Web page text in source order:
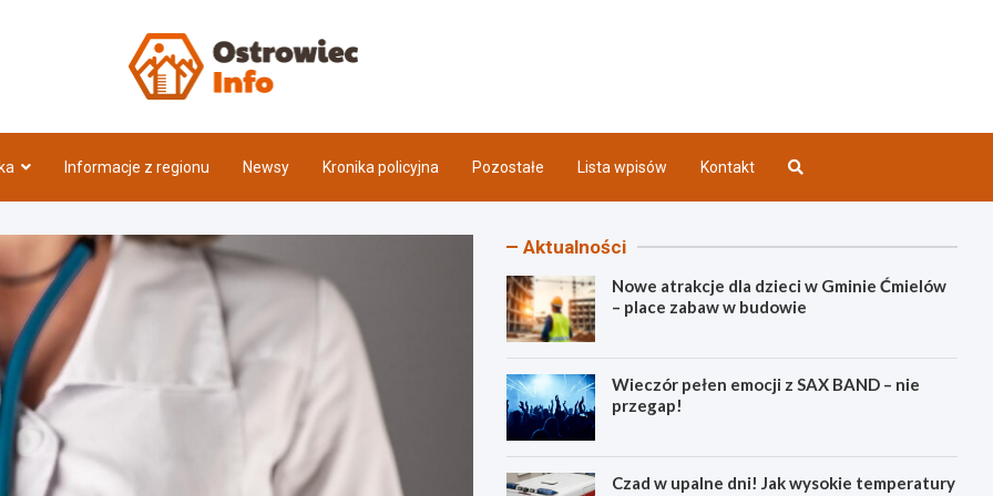
Informacje z regionu Newsy Kronika policyjna Pozostałe Lista wpisów Kontakt
Aktualności
Nowe atrakcje dla dzieci w Gminie Ćmielów
– place zabaw w budowie
Wieczór pełen emocji z SAX BAND – nie
przegap!
Czad w upalne dni! Jak wysokie temperatury